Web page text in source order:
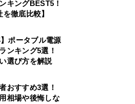
キングBEST5！
を徹底比較】
】ポータブル電源
ンキング5選！
選び方を解説
おすすめ3選！
相場や後悔しな